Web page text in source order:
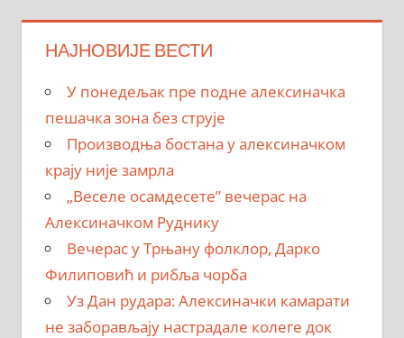
НАЈНОВИЈЕ ВЕСТИ
У понедељак пре подне алексиначка
пешачка зона без струје
Производња бостана у алексиначком
крају није замрла
„Веселе осамдесете” вечерас на
Алексиначком Руднику
Вечерас у Трњану фолклор, Дарко
Филиповић и рибља чорба
Уз Дан рудара: Алексиначки камарати
не заборављају настрадале колеге док